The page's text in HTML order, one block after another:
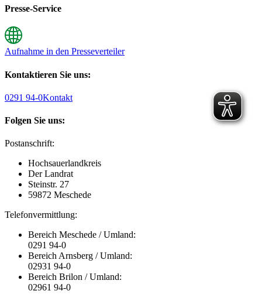
Presse-Service
Aufnahme in den Presseverteiler
Kontaktieren Sie uns:
0291 94-0Kontakt
Folgen Sie uns:
Postanschrift:
Hochsauerlandkreis
Der Landrat
Steinstr. 27
59872 Meschede
Telefonvermittlung:
Bereich Meschede / Umland:
0291 94-0
Bereich Arnsberg / Umland:
02931 94-0
Bereich Brilon / Umland:
02961 94-0